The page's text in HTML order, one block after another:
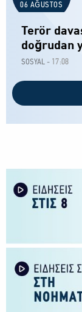
06 AĞUSTOS
Terör
doğrudan
SOSYAL - 17:08